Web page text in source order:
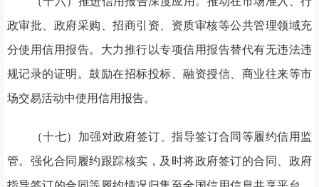
政审批、政府采购、招商引资、资质审核等公共管理领域充
分使用信用报告。大力推行以专项信用报告替代有无违法违
规记录的证明。鼓励在招标投标、融资授信、商业往来等市
场交易活动中使用信用报告。
（十七）加强对政府签订、指导签订合同等履约信用监
管。强化合同履约跟踪核实，及时将政府签订的合同、政府